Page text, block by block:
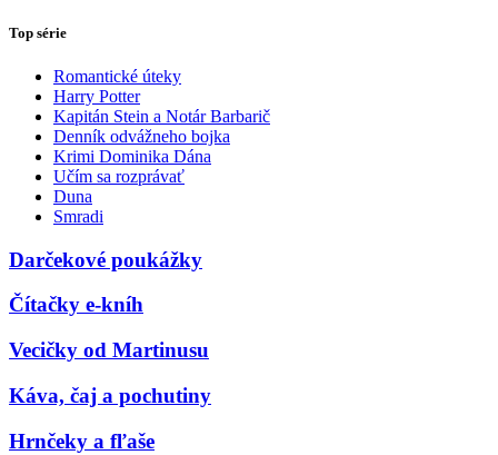
Top série
Romantické úteky
Harry Potter
Kapitán Stein a Notár Barbarič
Denník odvážneho bojka
Krimi Dominika Dána
Učím sa rozprávať
Duna
Smradi
Darčekové poukážky
Čítačky e-kníh
Vecičky od Martinusu
Káva, čaj a pochutiny
Hrnčeky a fľaše